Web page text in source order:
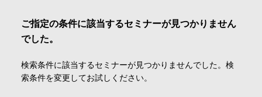
イベント・セミナー
会社情報
ご指定の条件に該当するセミナーが見つかりません
でした。
検索条件に該当するセミナーが見つかりませんでした。検
索条件を変更してお試しください。